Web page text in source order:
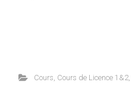
Cours Cours de Licence 1&2,